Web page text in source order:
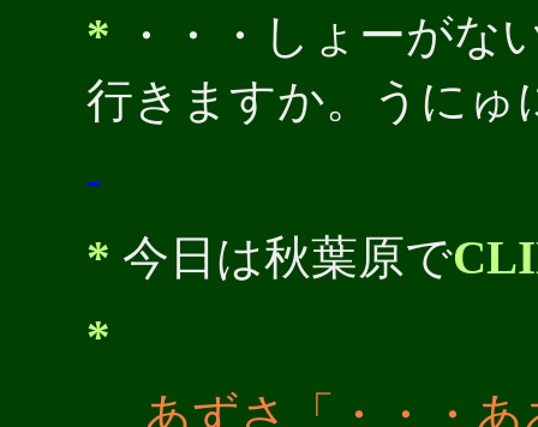
* ・・・しょーがな
行きますか。うにゅ
-
* 今日は秋葉原で
*
あずさ「・・・